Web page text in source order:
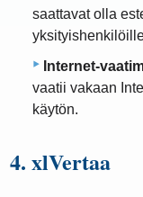
saattavat olla
Internet-
vaatii vakaan
käytön.
4. xlVertaa